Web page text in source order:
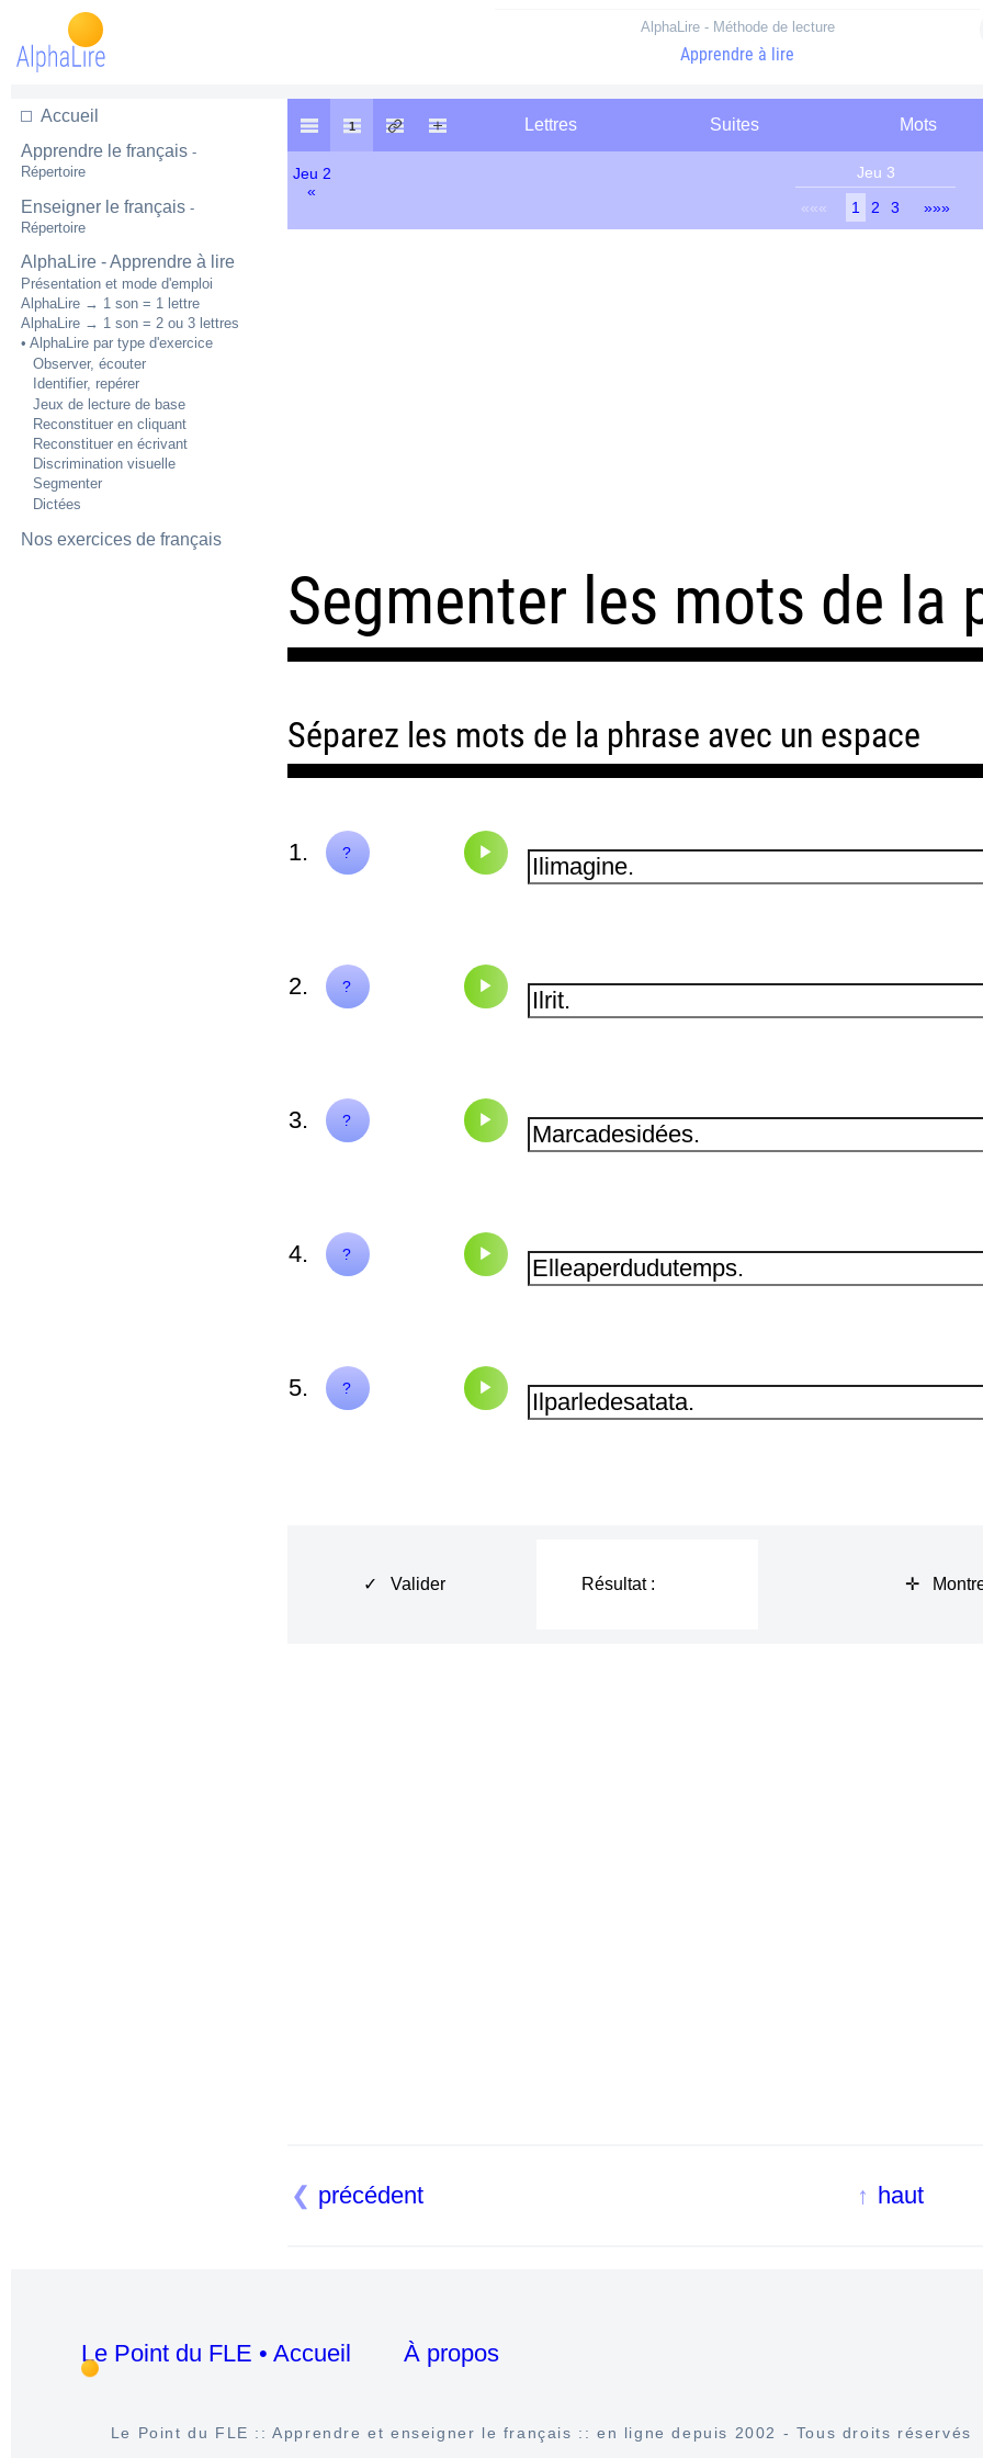
AlphaLire - Méthode de lecture
Apprendre à lire
Accueil
Apprendre le français -
Répertoire
Enseigner le français -
Répertoire
AlphaLire - Apprendre à lire
Présentation et mode d'emploi
AlphaLire → 1 son = 1 lettre
AlphaLire → 1 son = 2 ou 3 lettres
• AlphaLire par type d'exercice
Observer, écouter
Identifier, repérer
Jeux de lecture de base
Reconstituer en cliquant
Reconstituer en écrivant
Discrimination visuelle
Segmenter
Dictées
Nos exercices de français
Lettres Suites Mots
Jeu 2
«
Jeu 3
«««
1 2 3 »»»
Segmenter les mots de la
Séparez les mots de la phrase avec un espace
1. ? Il imagine.
2. ? Il rit.
3. ? Marc a des idées.
4. ? Elle a perdu du temps.
5. ? Il parle de sa tata.
✓ Valider Résultat : ✛
précédent haut
Le Point du FLE • Accueil À propos
Le Point du FLE :: Apprendre et enseigner le français :: en ligne depuis 2002 - Tous droits réservés